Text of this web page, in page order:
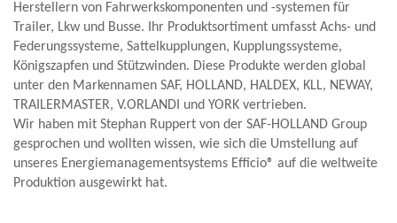
Herstellern von Fahrwerkskomponenten und -systemen für
Trailer, Lkw und Busse. Ihr Produktsortiment umfasst Achs- und
Federungssysteme, Sattelkupplungen, Kupplungssysteme,
Königszapfen und Stützwinden. Diese Produkte werden global
unter den Markennamen SAF, HOLLAND, HALDEX, KLL, NEWAY,
TRAILERMASTER, V.ORLANDI und YORK vertrieben.
Wir haben mit Stephan Ruppert von der SAF-HOLLAND Group
gesprochen und wollten wissen, wie sich die Umstellung auf
unseres Energiemanagementsystems Efficio® auf die weltweite
Produktion ausgewirkt hat.